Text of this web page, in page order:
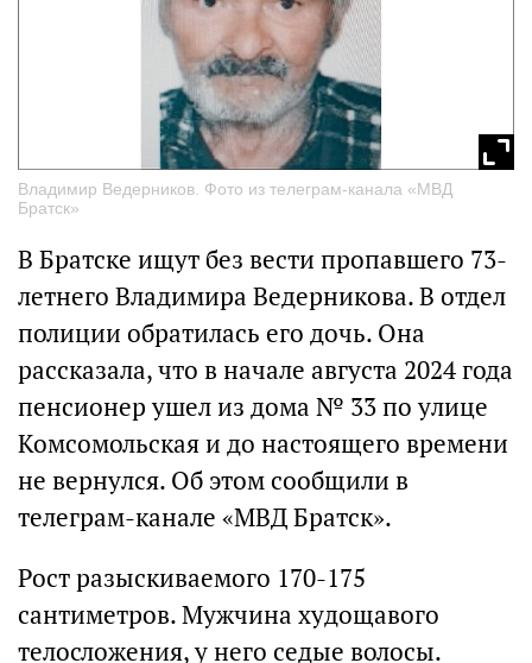
Владимир Ведерников. Фото из телеграм-канала «МВД
Братск»
В Братске ищут без вести пропавшего 73-
летнего Владимира Ведерникова. В отдел
полиции обратилась его дочь. Она
рассказала, что в начале августа 2024 года
пенсионер ушел из дома № 33 по улице
Комсомольская и до настоящего времени
не вернулся. Об этом сообщили в
телеграм-канале «МВД Братск».
Рост разыскиваемого 170-175
сантиметров. Мужчина худощавого
телосложения, у него седые волосы.